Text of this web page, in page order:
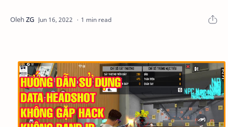
1 min read